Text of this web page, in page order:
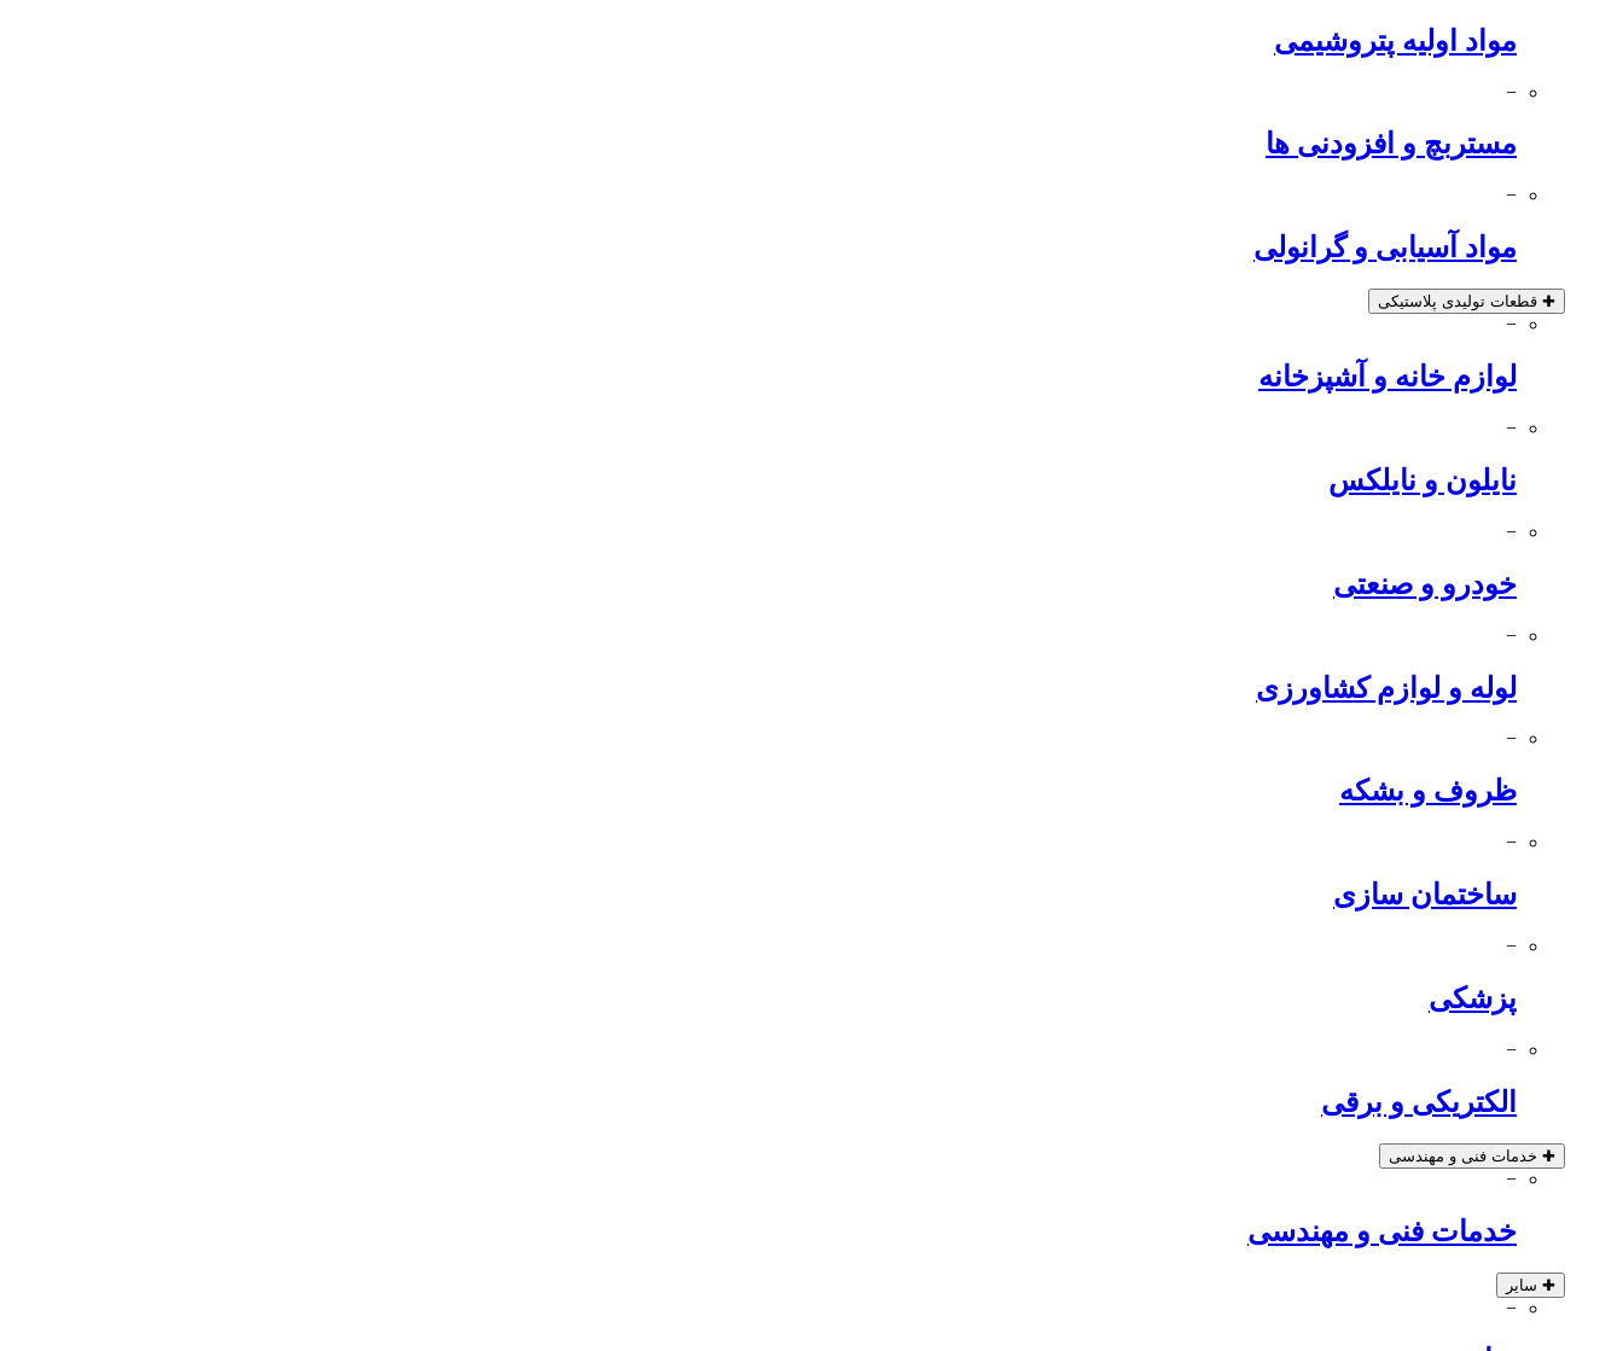
مواد اولیه پتروشیمی
−
مستربچ و افزودنی ها
−
مواد آسیابی و گرانولی
✚ قطعات تولیدی پلاستیکی
−
لوازم خانه و آشپزخانه
−
نایلون و نایلکس
−
خودرو و صنعتی
−
لوله و لوازم کشاورزی
−
ظروف و بشکه
−
ساختمان سازی
−
پزشکی
−
الکتریکی و برقی
✚ خدمات فنی و مهندسی
−
خدمات فنی و مهندسی
✚ سایر
−